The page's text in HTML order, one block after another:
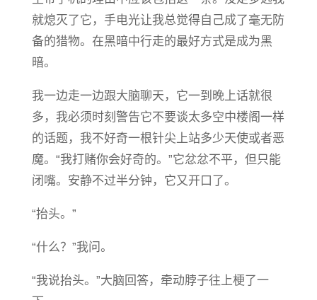
就熄灭了它，手电光让我总觉得自己成了毫无防
备的猎物。在黑暗中行走的最好方式是成为黑
暗。
我一边走一边跟大脑聊天，它一到晚上话就很
多，我必须时刻警告它不要谈太多空中楼阁一样
的话题，我不好奇一根针尖上站多少天使或者恶
魔。“我打赌你会好奇的。”它忿忿不平，但只能
闭嘴。安静不过半分钟，它又开口了。
“抬头。”
“什么？”我问。
“我说抬头。”大脑回答，牵动脖子往上梗了一